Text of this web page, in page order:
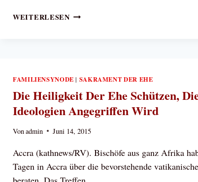
WEITERLESENSORGE
EHE:
GEBETSAUFRUF
DER
BISCHÖFE
KASACHSTANS
FAMILIENSYNODE | SAKRAMENT DER EHE
Die Heiligkeit Der Ehe Schützen,
Ideologien Angegriffen Wird
Vonadmin Juni 14, 2015
Accra (kathnews/RV). Bischöfe aus ganz Afrika
Tagen in Accra über die bevorstehende